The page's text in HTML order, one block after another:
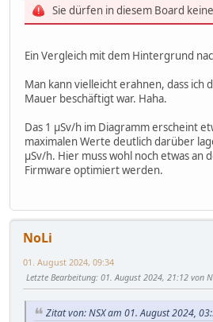
Sie dürfen in diesem Board
Ein Vergleich mit dem Hintergrund
Man kann vielleicht erahnen, dass ich
Mauer beschäftigt war. Haha.
Das 1 μSv/h im Diagramm erscheint
maximalen Werte deutlich darüber
μSv/h. Hier muss wohl noch etwas an
Firmware optimiert werden.
NoLi
01. August 2024, 09:34
Letzte Bearbeitung: 01. August 2024, 21:12 von
Zitat von: NSX am 01. August 2024,